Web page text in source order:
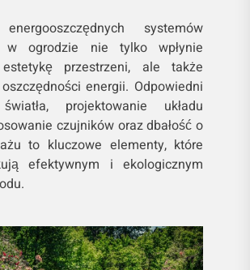
systemów
w ogrodzie nie tylko wpłynie
przestrzeni, ale także
energii. Odpowiedni
projektowanie układu
czujników oraz dbałość o
to kluczowe elementy, które
efektywnym i ekologicznym